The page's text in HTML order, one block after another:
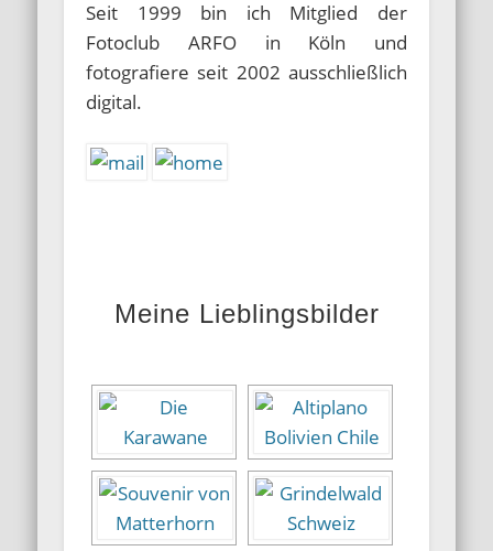
Seit 1999 bin ich Mitglied der
Fotoclub ARFO in Köln und
fotografiere seit 2002 ausschließlich
digital.
Meine Lieblingsbilder